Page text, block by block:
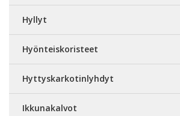
Hyllyt
Hyönteiskoristeet
Hyttyskarkotinlyhdyt
Ikkunakalvot